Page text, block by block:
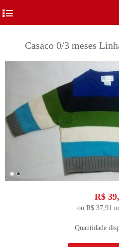
4
Casaco 0/3 meses
R$
ou R$ 37,91
Quantidade